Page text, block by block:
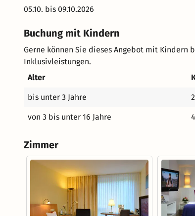
05.10. bis 09.10.2026
Buchung mit Kindern
Gerne können Sie dieses Angebot mit
Inklusivleistungen.
Alter
bis unter 3 Jahre
von 3 bis unter 16 Jahre
Zimmer